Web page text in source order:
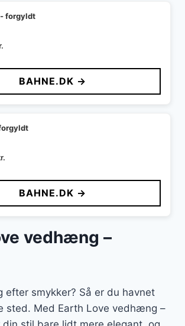
forgyldt
BAHNE.DK →
BAHNE.DK →
vedhæng –
efter smykker? Så er du havnet
sted. Med Earth Love vedhæng –